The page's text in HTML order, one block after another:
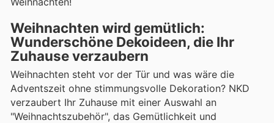
Weihnachten wird gemütlich:
Wunderschöne Dekoideen, die Ihr
Zuhause verzaubern
Weihnachten steht vor der Tür und was wäre die
Adventszeit ohne stimmungsvolle Dekoration? NKD
verzaubert Ihr Zuhause mit einer Auswahl an
"Weihnachtszubehör", das Gemütlichkeit und